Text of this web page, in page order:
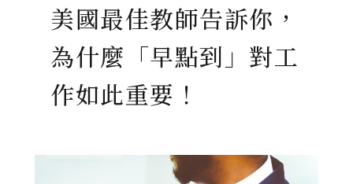
美國最佳教師告訴你，
為什麼「早點到」對工
作如此重要！